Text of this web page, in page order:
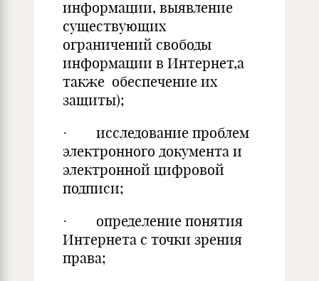
информации, выявление
существующих
ограничений свободы
информации в Интернет,а
также обеспечение их
защиты);
· исследование проблем
электронного документа и
электронной цифровой
подписи;
· определение понятия
Интернета с точки зрения
права;